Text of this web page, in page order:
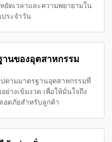
ยัดเวลาและความพยายามใน
ระจำวัน
นของอุตสาหกรรม
ตามมาตรฐานอุตสาหกรรมที่
ย่างเข้มงวด เพื่อให้มั่นใจถึง
ดภัยสำหรับลูกค้า